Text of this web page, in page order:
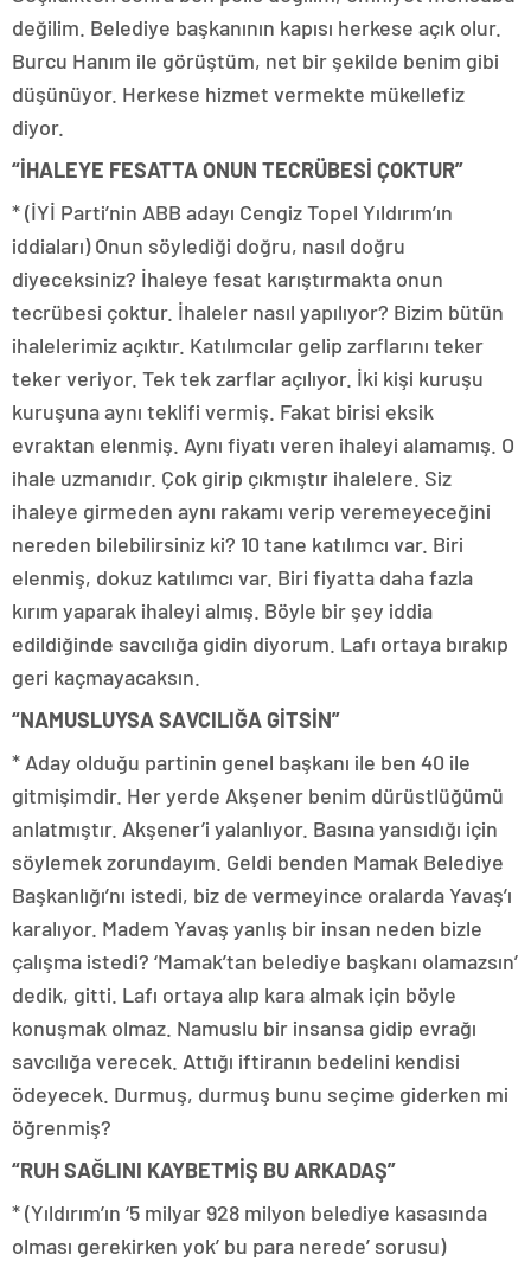
değilim. Belediye başkanının kapısı herkese açık olur.
Burcu Hanım ile görüştüm, net bir şekilde benim gibi
düşünüyor. Herkese hizmet vermekte mükellefiz
diyor.
“İHALEYE FESATTA ONUN TECRÜBESİ ÇOKTUR”
* (İYİ Parti’nin ABB adayı Cengiz Topel Yıldırım’ın
iddiaları) Onun söylediği doğru, nasıl doğru
diyeceksiniz? İhaleye fesat karıştırmakta onun
tecrübesi çoktur. İhaleler nasıl yapılıyor? Bizim bütün
ihalelerimiz açıktır. Katılımcılar gelip zarflarını teker
teker veriyor. Tek tek zarflar açılıyor. İki kişi kuruşu
kuruşuna aynı teklifi vermiş. Fakat birisi eksik
evraktan elenmiş. Aynı fiyatı veren ihaleyi alamamış. O
ihale uzmanıdır. Çok girip çıkmıştır ihalelere. Siz
ihaleye girmeden aynı rakamı verip veremeyeceğini
nereden bilebilirsiniz ki? 10 tane katılımcı var. Biri
elenmiş, dokuz katılımcı var. Biri fiyatta daha fazla
kırım yaparak ihaleyi almış. Böyle bir şey iddia
edildiğinde savcılığa gidin diyorum. Lafı ortaya bırakıp
geri kaçmayacaksın.
“NAMUSLUYSA SAVCILIĞA GİTSİN”
* Aday olduğu partinin genel başkanı ile ben 40 ile
gitmişimdir. Her yerde Akşener benim dürüstlüğümü
anlatmıştır. Akşener’i yalanlıyor. Basına yansıdığı için
söylemek zorundayım. Geldi benden Mamak Belediye
Başkanlığı’nı istedi, biz de vermeyince oralarda Yavaş’ı
karalıyor. Madem Yavaş yanlış bir insan neden bizle
çalışma istedi? ‘Mamak’tan belediye başkanı olamazsın’
dedik, gitti. Lafı ortaya alıp kara almak için böyle
konuşmak olmaz. Namuslu bir insansa gidip evrağı
savcılığa verecek. Attığı iftiranın bedelini kendisi
ödeyecek. Durmuş, durmuş bunu seçime giderken mi
öğrenmiş?
“RUH SAĞLINI KAYBETMİŞ BU ARKADAŞ”
* (Yıldırım’ın ‘5 milyar 928 milyon belediye kasasında
olması gerekirken yok’ bu para nerede’ sorusu)